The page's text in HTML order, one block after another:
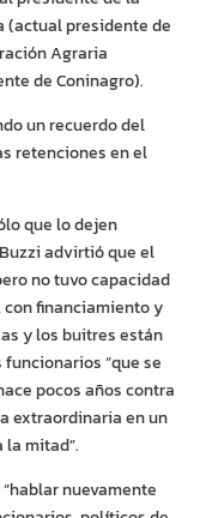
(actual presidente de
Agraria
de Coninagro).
un recuerdo del
retenciones en el
que lo dejen
advirtió que el
no tuvo capacidad
financiamiento y
y los buitres están
“que se
pocos años contra
extraordinaria en un
mitad”.
nuevamente